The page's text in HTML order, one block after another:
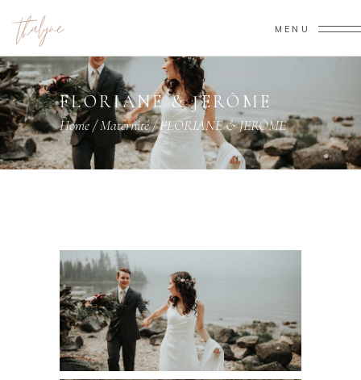
MENU
FLORIANE & JERÔME
Home/Maternité/FLORIANE & JERÔME